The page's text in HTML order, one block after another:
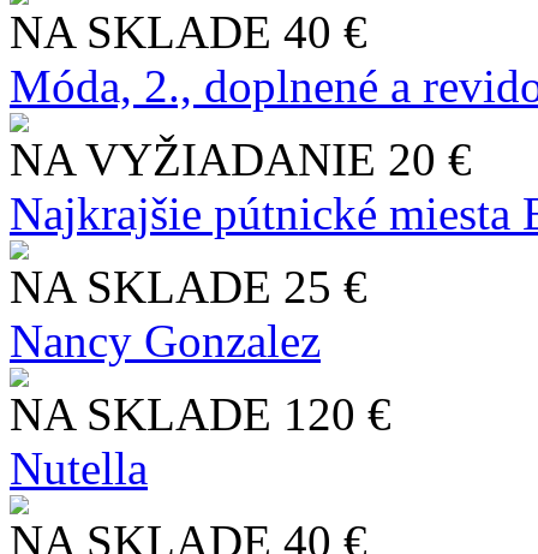
NA SKLADE 40 €
Móda, 2., doplnené a
NA VYŽIADANIE 20 €
Najkrajšie pútnické miesta
NA SKLADE 25 €
Nancy Gonzalez
NA SKLADE 120 €
Nutella
NA SKLADE 40 €